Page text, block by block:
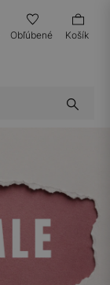
Obľúbené Košík